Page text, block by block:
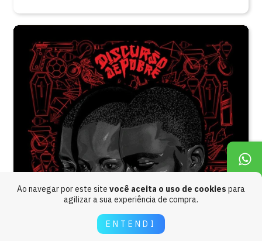
Ao navegar por este site você aceita o uso de cookies para
agilizar a sua experiência de compra.
ENTENDI